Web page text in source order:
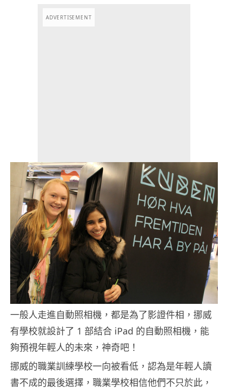
ADVERTISEMENT
一般人走進自動照相機，都是為了影證件相，挪威
有學校就設計了 1 部結合 iPad 的自動照相機，能
夠預視年輕人的未來，神奇吧！
挪威的職業訓練學校一向被看低，認為是年輕人讀
書不成的最後選擇，職業學校相信他們不只於此，